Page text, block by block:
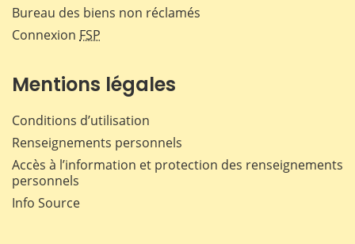
Bureau des biens non réclamés
Connexion FSP
Mentions légales
Conditions d’utilisation
Renseignements personnels
Accès à l’information et protection des renseignements
personnels
Info Source